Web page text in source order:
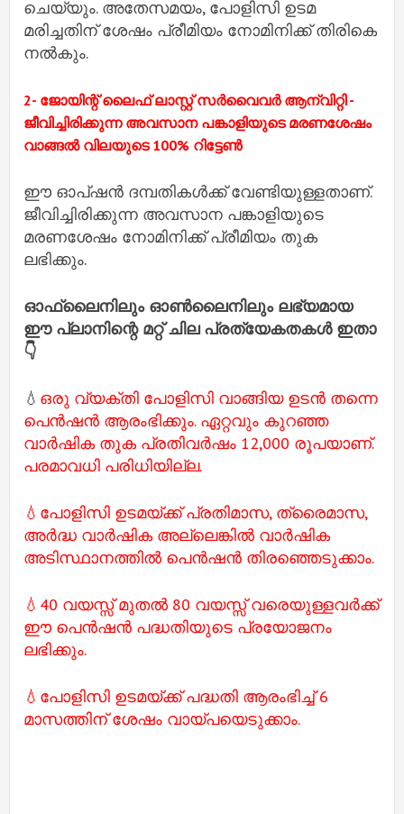
ചെയ്യും. അതേസമയം, പോളിസി ഉടമ
മരിച്ചതിന് ശേഷം പ്രീമിയം നോമിനിക്ക് തിരികെ
നൽകും.
2- ജോയിന്റ് ലൈഫ് ലാസ്റ്റ് സർവൈവർ ആന്വിറ്റി -
ജീവിച്ചിരിക്കുന്ന അവസാന പങ്കാളിയുടെ മരണശേഷം
വാങ്ങൽ വിലയുടെ 100% റിട്ടേൺ
ഈ ഓപ്ഷൻ ദമ്പതികൾക്ക് വേണ്ടിയുള്ളതാണ്.
ജീവിച്ചിരിക്കുന്ന അവസാന പങ്കാളിയുടെ
മരണശേഷം നോമിനിക്ക് പ്രീമിയം തുക
ലഭിക്കും.
ഓഫ്‌ലൈനിലും ഓൺലൈനിലും ലഭ്യമായ
ഈ പ്ലാനിന്റെ മറ്റ് ചില പ്രത്യേകതകൾ ഇതാ
👇
💧 ഒരു വ്യക്തി പോളിസി വാങ്ങിയ ഉടൻ തന്നെ
പെൻഷൻ ആരംഭിക്കും. ഏറ്റവും കുറഞ്ഞ
വാർഷിക തുക പ്രതിവർഷം 12,000 രൂപയാണ്.
പരമാവധി പരിധിയില്ല.
💧പോളിസി ഉടമയ്ക്ക് പ്രതിമാസ, ത്രൈമാസ,
അർദ്ധ വാർഷിക അല്ലെങ്കിൽ വാർഷിക
അടിസ്ഥാനത്തിൽ പെൻഷൻ തിരഞ്ഞെടുക്കാം.
💧40 വയസ്സ് മുതൽ 80 വയസ്സ് വരെയുള്ളവർക്ക്
ഈ പെൻഷൻ പദ്ധതിയുടെ പ്രയോജനം
ലഭിക്കും.
💧പോളിസി ഉടമയ്ക്ക് പദ്ധതി ആരംഭിച്ച് 6
മാസത്തിന് ശേഷം വായ്പയെടുക്കാം.